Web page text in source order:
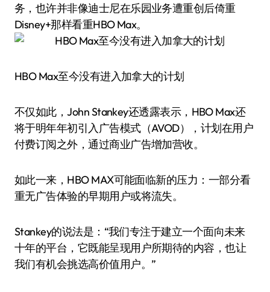
务，也许并非像迪士尼在乐园业务遭重创后倚重
Disney+那样看重HBO Max。
HBO Max至今没有进入加拿大的计划
不仅如此，John Stankey还透露表示，HBO Max还
将于明年年初引入广告模式（AVOD），计划在用户
付费订阅之外，通过商业广告增加营收。
如此一来，HBO MAX可能面临新的压力：一部分看
重无广告体验的早期用户或将流失。
Stankey的说法是：“我们专注于建立一个面向未来
十年的平台，它既能呈现用户所期待的内容，也让
我们有机会挑选高价值用户。”